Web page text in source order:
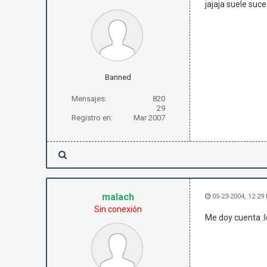
Banned
Mensajes:
820
29
Registro en:
Mar 2007
jajaja suele
malach
Sin conexión
05-23-2004, 12:29
Me doy cuenta